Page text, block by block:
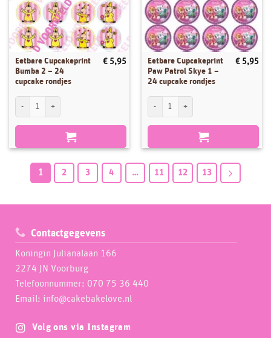
Eetbare Cupcakeprint
Bumba 2 – 24
cupcake rondjes
€ 5,95
Eetbare Cupcakeprint Bumba 2 - 24 cupcake rondjes aantal
Eetbare Cupcakeprint
Paw Patrol Skye 1 –
24 cupcake rondjes
€ 5,95
Eetbare Cupcakeprint Paw Patrol Skye
1 2 3 4 … 11 12 13
Contactgegevens
Koningin Julianalaan 166
2274 JN Voorburg
Telefoonnummer: 070 75 36 440
Email: info@cakebakelove.nl
Volg ons via Instagram